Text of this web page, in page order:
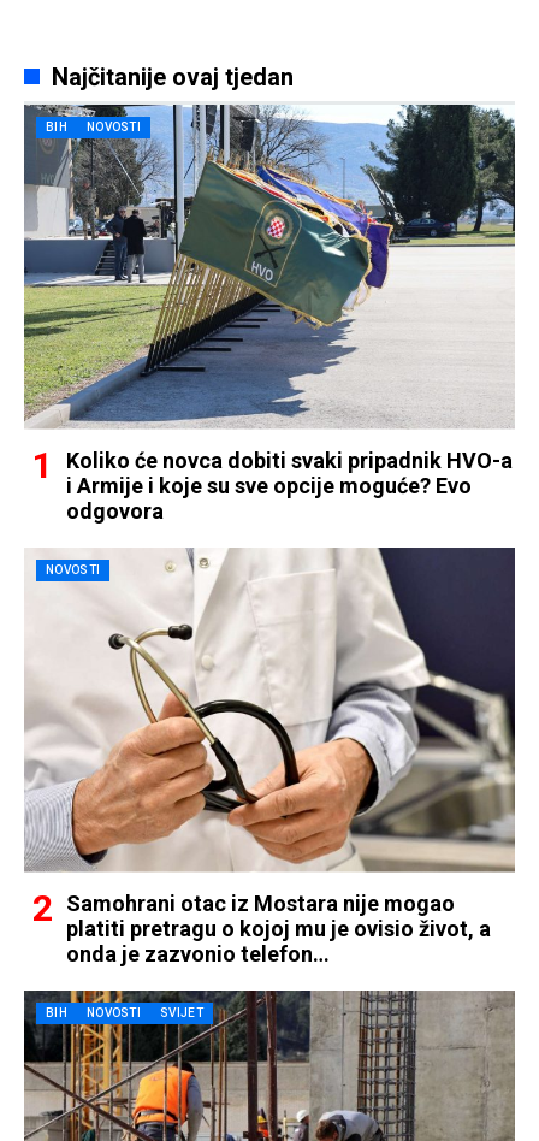
Najčitanije ovaj tjedan
BIH NOVOSTI
Koliko će novca dobiti svaki pripadnik HVO-a
i Armije i koje su sve opcije moguće? Evo
odgovora
NOVOSTI
Samohrani otac iz Mostara nije mogao
platiti pretragu o kojoj mu je ovisio život, a
onda je zazvonio telefon…
BIH NOVOSTI SVIJET